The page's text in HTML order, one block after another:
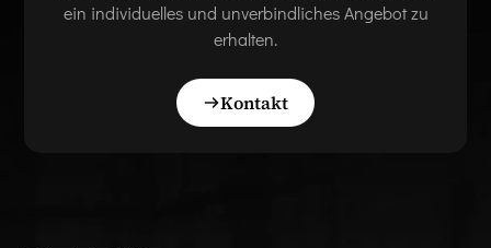
ein individuelles und unverbindliches Angebot zu
erhalten.
Kontakt